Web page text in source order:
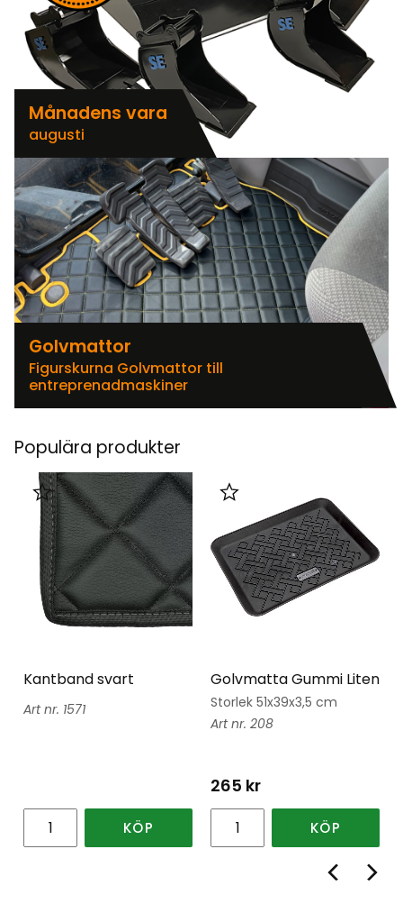
Månadens vara
augusti
Golvmattor
Figurskurna Golvmattor till
entreprenadmaskiner
Populära produkter
Kantband svart
1571
Lägg till i favoriter
KÖP
Golvmatta Gummi Liten
Storlek 51x39x3,5 cm
208
265 kr
Lägg till i favoriter
KÖP